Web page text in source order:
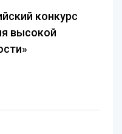
конкурс
высокой